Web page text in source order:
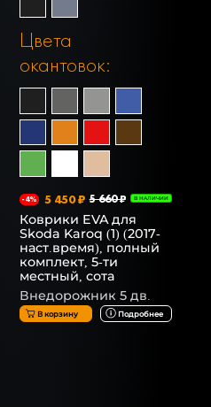
Цвета
окантовок:
-4% 5 450 ₽ 5 660 ₽ В НАЛИЧИИ
Коврики EVA для
Skoda Karoq (1) (2017-
наст.время), полный
комплект, 5-ти
местный, сота
Внедорожник 5 дв.
В корзину Подробнее